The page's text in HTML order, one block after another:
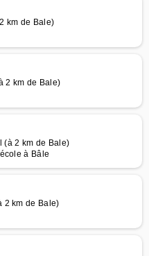
km de Bale)
2 km de Bale)
(à 2 km de Bale)
à Bâle
2 km de Bale)